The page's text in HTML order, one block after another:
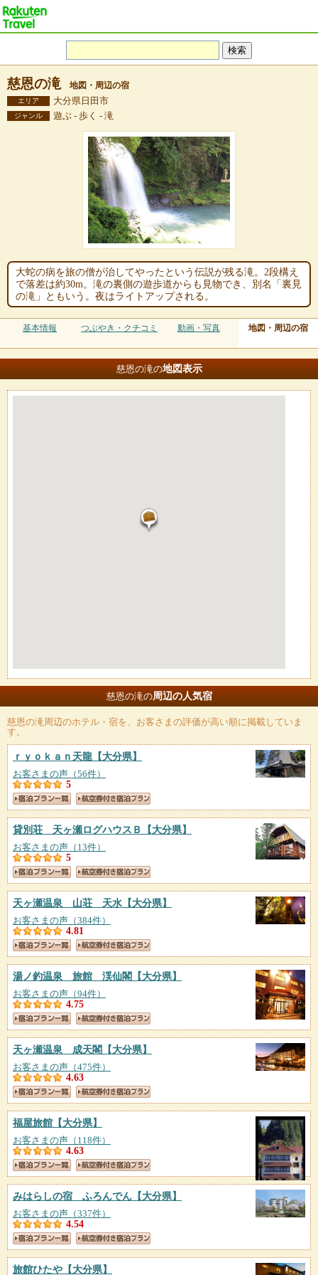
慈恩の滝 地図・周辺の宿
エリア 大分県日田市
ジャンル 遊ぶ - 歩く - 滝
大蛇の病を旅の僧が治してやったという伝説が残る滝。2段構え
で落差は約30m。滝の裏側の遊歩道からも見物でき、別名「裏見
の滝」ともいう。夜はライトアップされる。
基本情報 つぶやき・クチコミ 動画・写真 地図・周辺の宿
慈恩の滝の地図表示
慈恩の滝の周辺の人気宿
慈恩の滝周辺のホテル・宿を、お客さまの評価が高い順に掲載していま
す。
ｒｙｏｋａｎ天龍 【大分県】
お客さまの声（56件）
5
貸別荘 天ヶ瀬ログハウスＢ 【大分県】
お客さまの声（13件）
5
天ヶ瀬温泉 山荘 天水 【大分県】
お客さまの声（384件）
4.81
湯ノ釣温泉 旅館 渓仙閣 【大分県】
お客さまの声（94件）
4.75
天ヶ瀬温泉 成天閣 【大分県】
お客さまの声（475件）
4.63
福屋旅館 【大分県】
お客さまの声（118件）
4.63
みはらしの宿 ふろんでん 【大分県】
お客さまの声（337件）
4.54
旅館ひたや 【大分県】